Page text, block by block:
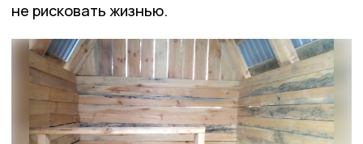
не рисковать жизнью.